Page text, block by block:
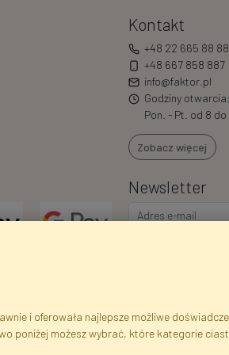
Kontakt
+48 22 665 88 88
+48 667 858 887
info@faktor.pl
Godziny otwarcia:
Pon. - Pt. od 8 do
Zobacz więcej
Newsletter
Regulamin Polityka Prywatności
i oferowała najlepsze możliwe
poniżej możesz wybrać, które kategorie